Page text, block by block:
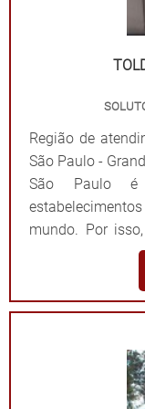
Região de
São Paulo -
São Paulo
mundo. Por
empresas e
de lona
eficiente. AS
galvanizado
cobertura de